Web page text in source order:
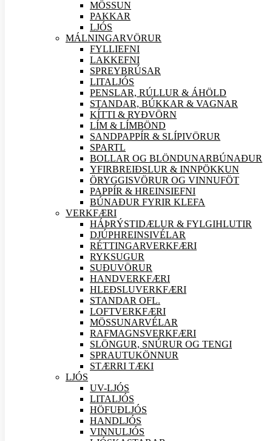
MÖSSUN
PAKKAR
LJÓS
MÁLNINGARVÖRUR
FYLLIEFNI
LAKKEFNI
SPREYBRÚSAR
LITALJÓS
PENSLAR, RÚLLUR & ÁHÖLD
STANDAR, BÚKKAR & VAGNAR
KÍTTI & RYÐVÖRN
LÍM & LÍMBÖND
SANDPAPPÍR & SLÍPIVÖRUR
SPARTL
BOLLAR OG BLÖNDUNARBÚNAÐUR
YFIRBREIÐSLUR & INNPÖKKUN
ÖRYGGISVÖRUR OG VINNUFÖT
PAPPÍR & HREINSIEFNI
BÚNAÐUR FYRIR KLEFA
VERKFÆRI
HÁÞRÝSTIDÆLUR & FYLGIHLUTIR
DJÚPHREINSIVÉLAR
RÉTTINGARVERKFÆRI
RYKSUGUR
SUÐUVÖRUR
HANDVERKFÆRI
HLEÐSLUVERKFÆRI
STANDAR OFL.
LOFTVERKFÆRI
MÖSSUNARVÉLAR
RAFMAGNSVERKFÆRI
SLÖNGUR, SNÚRUR OG TENGI
SPRAUTUKÖNNUR
STÆRRI TÆKI
LJÓS
UV-LJÓS
LITALJÓS
HÖFUÐLJÓS
HANDLJÓS
VINNULJÓS